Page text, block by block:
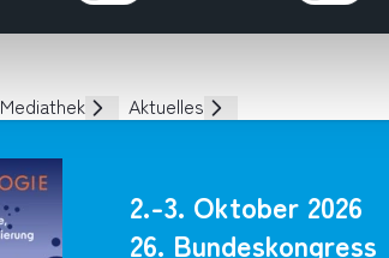
Mediathek
Aktuelles
2.-3. Oktober 2026
26. Bundeskongress